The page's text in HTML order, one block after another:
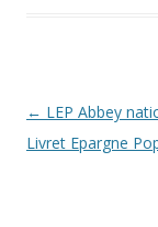
Navigation
des
← LEP Abbey
Livret Epargne